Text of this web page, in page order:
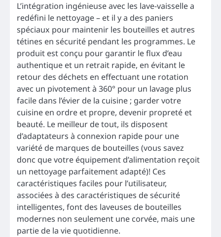
L’intégration ingénieuse avec les lave-vaisselle a
redéfini le nettoyage – et il y a des paniers
spéciaux pour maintenir les bouteilles et autres
tétines en sécurité pendant les programmes. Le
produit est conçu pour garantir le flux d’eau
authentique et un retrait rapide, en évitant le
retour des déchets en effectuant une rotation
avec un pivotement à 360° pour un lavage plus
facile dans l’évier de la cuisine ; garder votre
cuisine en ordre et propre, devenir propreté et
beauté. Le meilleur de tout, ils disposent
d’adaptateurs à connexion rapide pour une
variété de marques de bouteilles (vous savez
donc que votre équipement d’alimentation reçoit
un nettoyage parfaitement adapté)! Ces
caractéristiques faciles pour l’utilisateur,
associées à des caractéristiques de sécurité
intelligentes, font des laveuses de bouteilles
modernes non seulement une corvée, mais une
partie de la vie quotidienne.